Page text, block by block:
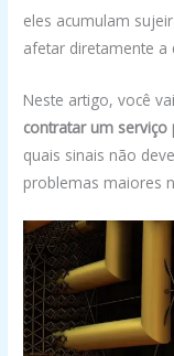
eles acumulam
afetar diretamente a
Neste artigo, você
contratar um
quais sinais não
problemas maiores